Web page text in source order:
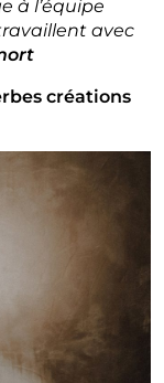
à l’équipe
avec
créations